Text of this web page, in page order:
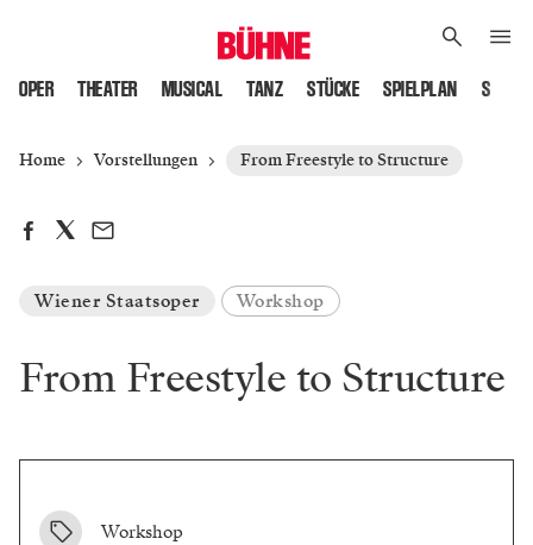
OPER THEATER MUSICAL TANZ STÜCKE SPIELPLAN
Home Vorstellungen From Freestyle to Structure
Wiener Staatsoper Workshop
From Freestyle to Structure
Workshop